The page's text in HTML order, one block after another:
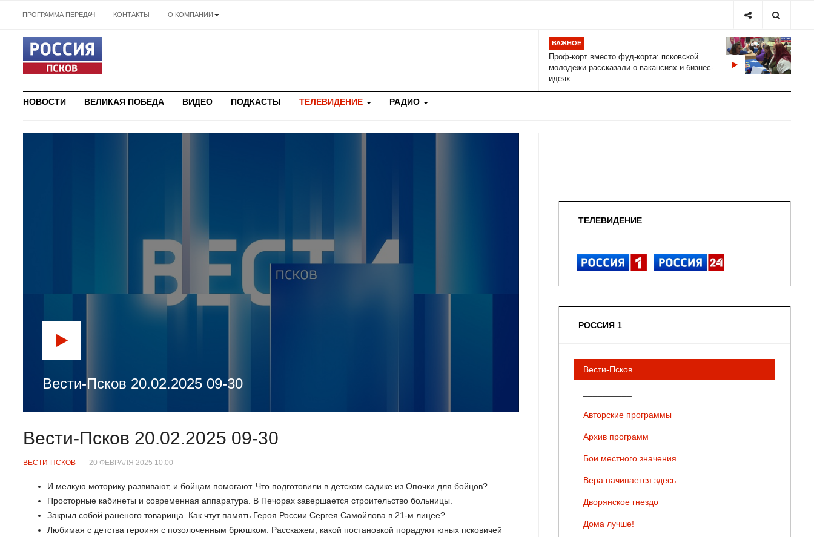
ПРОГРАММА ПЕРЕДАЧ КОНТАКТЫ О КОМПАНИИ
ВАЖНОЕ
Проф-корт вместо фуд-корта: псковской
молодежи рассказали о вакансиях и бизнес-
идеях
НОВОСТИ ВЕЛИКАЯ ПОБЕДА ВИДЕО ПОДКАСТЫ ТЕЛЕВИДЕНИЕ РАДИО
Вести-Псков 20.02.2025 09-30
Вести-Псков 20.02.2025 09-30
ВЕСТИ-ПСКОВ 20 ФЕВРАЛЯ 2025 10:00
И мелкую моторику развивают, и бойцам помогают. Что подготовили в детском садике из Опочки для бойцов?
Просторные кабинеты и современная аппаратура. В Печорах завершается строительство больницы.
Закрыл собой раненого товарища. Как чтут память Героя России Сергея Самойлова в 21-м лицее?
Любимая с детства героиня с позолоченным брюшком. Расскажем, какой постановкой порадуют юных псковичей
ТЕЛЕВИДЕНИЕ
РОССИЯ 1
Вести-Псков
Авторские программы
Архив программ
Бои местного значения
Вера начинается здесь
Дворянское гнездо
Дома лучше!